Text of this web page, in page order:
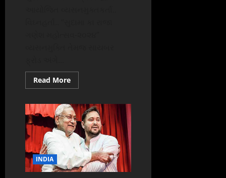
Read MoreRead
more
મોટા
વરાછામાં
“સુદામા
કા
રાજા”
ગણપતિ
બપ્પાનું
ભવ્ય
આગમન
INDIA